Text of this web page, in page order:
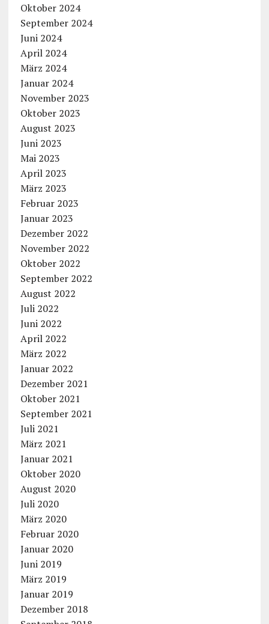
Oktober 2024
September 2024
Juni 2024
April 2024
März 2024
Januar 2024
November 2023
Oktober 2023
August 2023
Juni 2023
Mai 2023
April 2023
März 2023
Februar 2023
Januar 2023
Dezember 2022
November 2022
Oktober 2022
September 2022
August 2022
Juli 2022
Juni 2022
April 2022
März 2022
Januar 2022
Dezember 2021
Oktober 2021
September 2021
Juli 2021
März 2021
Januar 2021
Oktober 2020
August 2020
Juli 2020
März 2020
Februar 2020
Januar 2020
Juni 2019
März 2019
Januar 2019
Dezember 2018